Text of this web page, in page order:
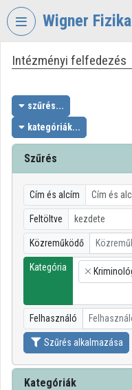
Fejléc kihagyása
Wigner
VIDEOTORIUM
WIGNER
FIZIKAI
KUTATÓKÖZPONT
Intézményi kezdőlap
Bejelentkezés
Intézményi felfedezés
Kategóriák
Intézményi listák
Intézmények
Közreműködők
Intézményi felfedezés
szűrés...
kategóriák...
Szűrés
Cím és alcím
Feltöltve
Közreműködő
Kategória
×
Felhasználó
Szűrés alkalmazása
Kategóriák